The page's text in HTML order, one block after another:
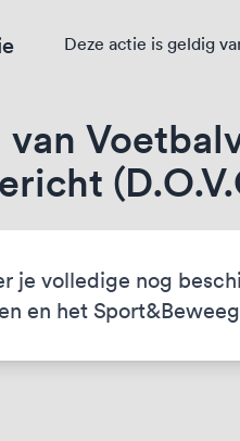
Deze actie is geldig
je volledige nog
en het